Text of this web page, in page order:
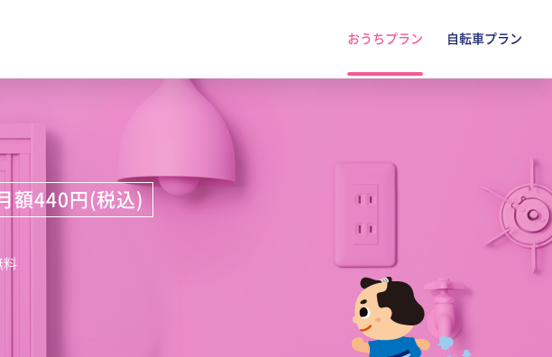
おうちプラン 自転車プラン
額440円(税込)
料